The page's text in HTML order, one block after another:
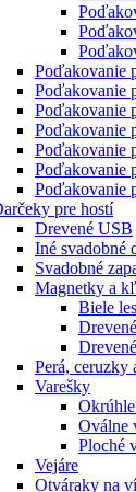
Poďakovanie
Poďakovanie
Poďakovanie
Poďakovanie
Poďakovanie
Poďakovanie
Poďakovanie
pre hostí
Drevené USB
Iné svadobné
Svadobné
Magnetky a
Biele
Perá, ceruzky
Varešky
Oválne
Ploché
Vejáre
Otváraky na